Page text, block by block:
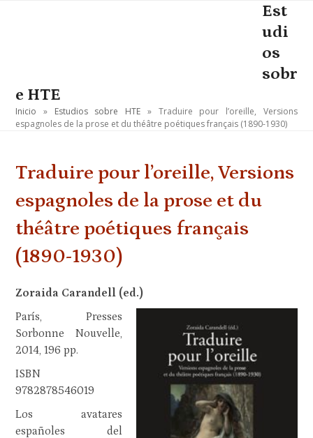
Est
udi
os
sobr
e HTE
Inicio » Estudios sobre HTE » Traduire pour l’oreille, Versions
espagnoles de la prose et du théâtre poétiques français (1890-1930)
Traduire pour l’oreille, Versions
espagnoles de la prose et du
théâtre poétiques français
(1890-1930)
Zoraida Carandell (ed.)
París, Presses
Sorbonne Nouvelle,
2014, 196 pp.
ISBN
9782878546019
Los avatares
españoles del